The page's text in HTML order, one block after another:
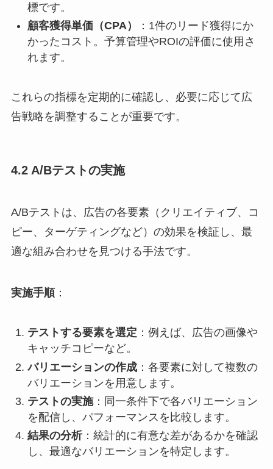
標です。​
顧客獲得単価（CPA）
：​1件のリード獲得にか
かったコスト。予算管理やROIの評価に使用さ
れます。​
これらの指標を定期的に確認し、必要に応じて広
告戦略を調整することが重要です。​
4.2 A/Bテストの実施
A/Bテストは、広告の各要素（クリエイティブ、コ
ピー、ターゲティングなど）の効果を検証し、最
適な組み合わせを見つける手法です。​
実施手順：
テストする要素を選定 ：​例えば、広告の画像や
キャッチコピーなど。​
バリエーションの作成：​各要素に対して複数の
バリエーションを用意します。​
テストの実施：​同一条件下で各バリエーション
を配信し、パフォーマンスを比較します。​
結果の分析：​統計的に有意な差があるかを確認
し、最適なバリエーションを特定します。​